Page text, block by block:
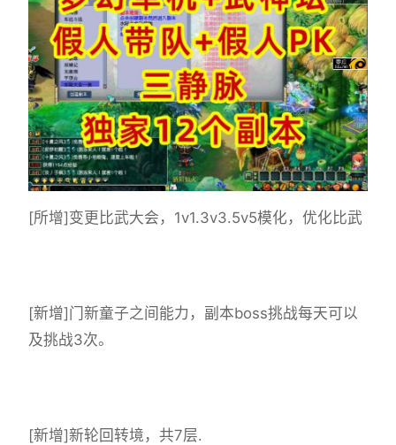
[所增]变更比武大会，1v1.3v3.5v5模化，优化比武
[新增]门新童子之间能力，副本boss挑战每天可以
及挑战3次。
[新增]新轮回转境，共7层.